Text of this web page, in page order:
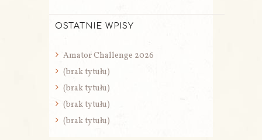
OSTATNIE WPISY
Amator Challenge 2026
(brak tytułu)
(brak tytułu)
(brak tytułu)
(brak tytułu)